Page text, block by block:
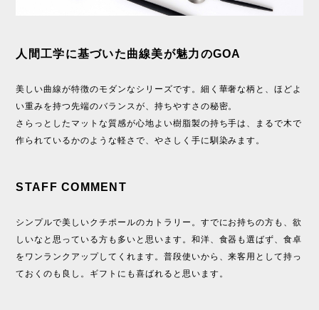
人間工学に基づいた曲線美が魅力のGOA
美しい曲線が特徴のモダンなシリーズです。細く華奢な柄と、ほどよ
い重みを持つ先端のバランスが、持ちやすさの秘密。
さらっとしたマットな質感が心地よい樹脂製の持ち手は、まるで木で
作られているかのような軽さで、やさしく手に馴染みます。
STAFF COMMENT
シンプルで美しいクチポールのカトラリー。すでにお持ちの方も、欲
しいなと思っている方も多いと思います。和洋、食器も選ばず、食卓
をワンランクアップしてくれます。普段使いから、来客用として持っ
ておくのも良し。ギフトにも喜ばれると思います。